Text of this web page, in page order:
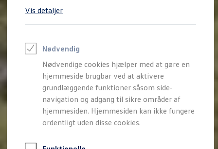
Vis detaljer
Nødvendig
Nødvendige cookies hjælper med at gøre en
hjemmeside brugbar ved at aktivere
grundlæggende funktioner såsom side-
navigation og adgang til sikre områder af
hjemmesiden. Hjemmesiden kan ikke fungere
ordentligt uden disse cookies.
Udregn din rækkevidde
Lær din ID. at kende
Varmepumpe
Energieffektivitet
Teaser Battery Regulation
Software og konnektivitet
ID. Software 6.0
ID.- softwareversioner og opdateringer
Grænseflader til din ID.
Køb og leasing
Lagerbiler til hurtig levering